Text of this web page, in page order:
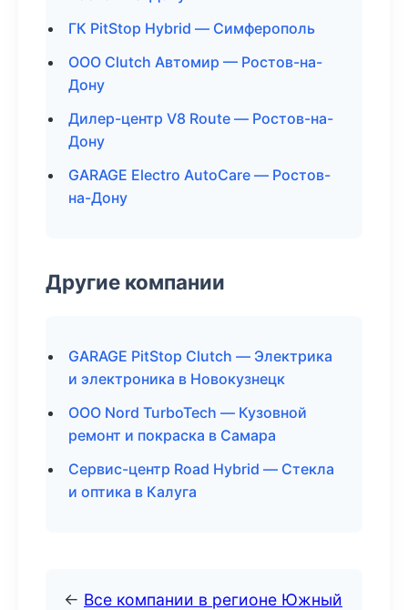
ГК PitStop Hybrid — Симферополь
ООО Clutch Автомир — Ростов-на-
Дону
Дилер-центр V8 Route — Ростов-на-
Дону
GARAGE Electro AutoCare — Ростов-
на-Дону
Другие компании
GARAGE PitStop Clutch — Электрика
и электроника в Новокузнецк
ООО Nord TurboTech — Кузовной
ремонт и покраска в Самара
Сервис-центр Road Hybrid — Стекла
и оптика в Калуга
← Все компании в регионе Южный